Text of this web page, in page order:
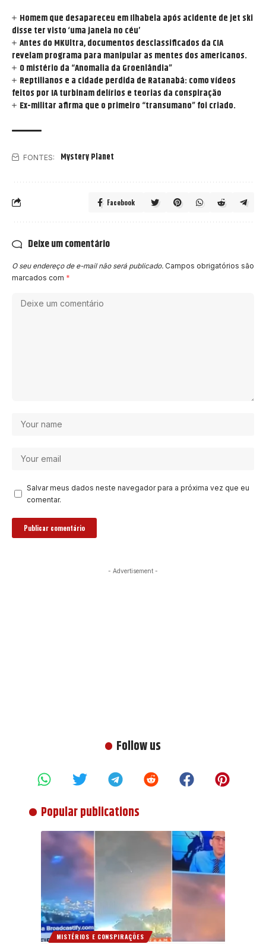
Homem que desapareceu em Ilhabela após acidente de jet ski
disse ter visto ‘uma janela no céu’
Antes do MKUltra, documentos desclassificados da CIA
revelam programa para manipular as mentes dos americanos.
O mistério da “Anomalia da Groenlândia”
Reptilianos e a cidade perdida de Ratanabá: como vídeos
feitos por IA turbinam delírios e teorias da conspiração
Ex-militar afirma que o primeiro “transumano” foi criado.
FONTES: Mystery Planet
Facebook
Deixe um comentário
O seu endereço de e-mail não será publicado. Campos obrigatórios são
marcados com *
Salvar meus dados neste navegador para a próxima vez que eu
comentar.
- Advertisement -
Follow us
Popular publications
MISTÉRIOS E CONSPIRAÇÕES